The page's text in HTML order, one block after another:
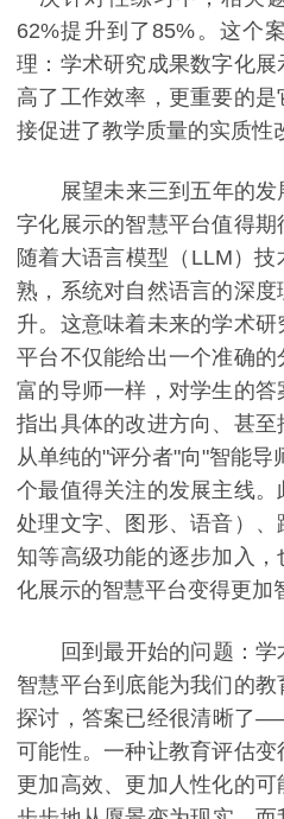
62%提升到了85%。这个
理：学术研究成果数字化
高了工作效率，更重要的
接促进了教学质量的实质性
展望未来三到五年的发
字化展示的智慧平台值得期
随着大语言模型（LLM）
熟，系统对自然语言的深
升。这意味着未来的学术
平台不仅能给出一个准确
富的导师一样，对学生的答
指出具体的改进方向、甚至
从单纯的"评分者"向"智能导
个最值得关注的发展主线
处理文字、图形、语音）
知等高级功能的逐步加入
化展示的智慧平台变得更加
回到最开始的问题：学
智慧平台到底能为我们的
探讨，答案已经很清晰了
可能性。一种让教育评估变
更加高效、更加人性化的